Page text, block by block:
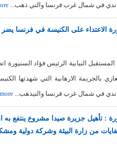
في شمال غرب فرنسا والتي ذهب...
الاعتداء على الكنيسة في فرنسا
النيابية الرئيس فؤاد السنيورة
بالجريمة الارهابية التي شهدتها
في شمال غرب فرنسا والتيذهب...more
: تأهيل جزيرة صيدا مشروع ينتفع به
من زارة البيئة وشركة دولية